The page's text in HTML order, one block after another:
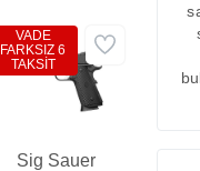
Sig Sauer
VADE
FARKSIZ 6
TAKSİT